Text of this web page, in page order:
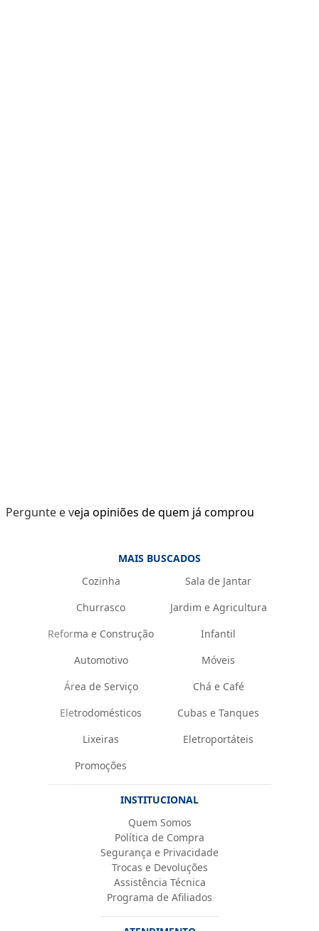
Pergunte e veja opiniões de quem já comprou
MAIS BUSCADOS
Cozinha
Sala de Jantar
Churrasco
Jardim e Agricultura
Reforma e Construção
Infantil
Automotivo
Móveis
Área de Serviço
Chá e Café
Eletrodomésticos
Cubas e Tanques
Lixeiras
Eletroportáteis
Promoções
INSTITUCIONAL
Quem Somos
Política de Compra
Segurança e Privacidade
Trocas e Devoluções
Assistência Técnica
Programa de Afiliados